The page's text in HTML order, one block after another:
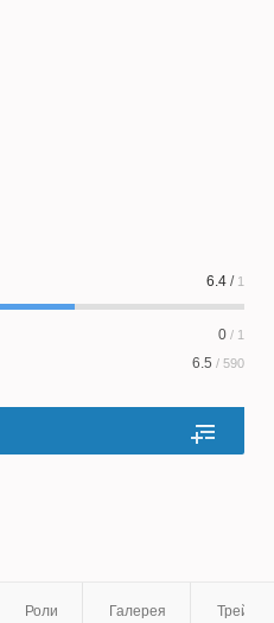
6.4 / 1
0 / 1
6.5 / 590
Роли Галерея